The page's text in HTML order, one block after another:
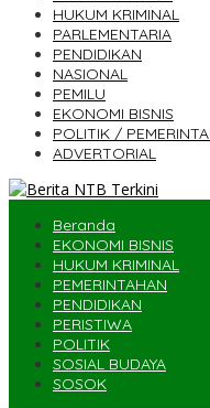
HUKUM KRIMINAL
PARLEMENTARIA
PENDIDIKAN
NASIONAL
PEMILU
EKONOMI BISNIS
POLITIK /
ADVERTORIAL
Beranda
EKONOMI BISNIS
HUKUM KRIMINAL
PEMERINTAHAN
PENDIDIKAN
PERISTIWA
POLITIK
SOSIAL BUDAYA
SOSOK